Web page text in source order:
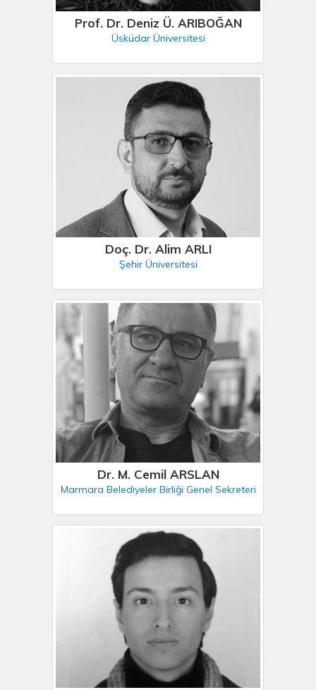
Prof. Dr. Deniz Ü. ARIBOĞAN
Üsküdar Üniversitesi
Doç. Dr. Alim ARLI
Şehir Üniversitesi
Dr. M. Cemil ARSLAN
Marmara Belediyeler Birliği Genel Sekreteri